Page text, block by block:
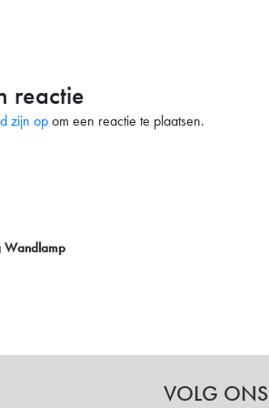
reactie
zijn opom een reactie te plaatsen.
Wandlamp
VOLG ONS